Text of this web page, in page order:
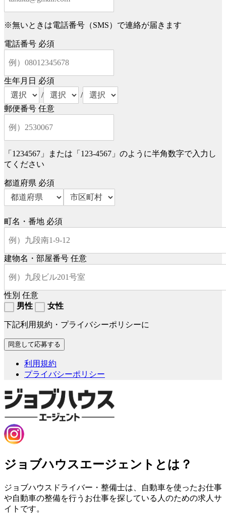
※無いときは電話番号（SMS）で連絡が届きます
電話番号 必須
生年月日 必須
/
/
郵便番号 任意
「1234567」または「123-4567」のように半角数字で入力し
てください
都道府県 必須
町名・番地 必須
建物名・部屋番号 任意
性別 任意
男性
女性
下記利用規約・プライバシーポリシーに
利用規約
プライバシーポリシー
ジョブハウスエージェントとは？
ジョブハウスドライバー・整備士は、自動車を使ったお仕事
や自動車の整備を行うお仕事を探している人のための求人サ
イトです。